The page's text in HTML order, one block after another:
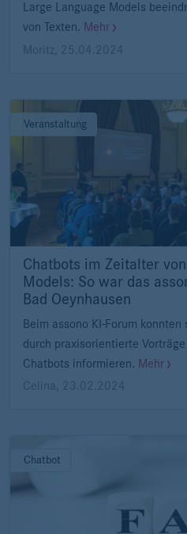
Large Language Models
von Texten. Mehr
Moritz
25.04.2024
Veranstaltung
Chatbots im Zeitalter
Models: So war das
Bad Oeynhausen
Beim assono KI-Forum
durch praxisorientierte
Chatbots informieren. Mehr
Celina, 23.02.2024
Chatbot